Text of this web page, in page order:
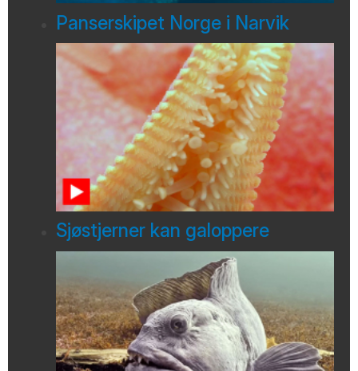
Panserskipet Norge i Narvik
Sjøstjerner kan galoppere